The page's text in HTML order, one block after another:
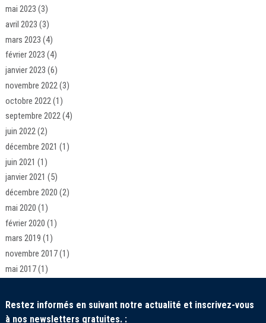
mai 2023 (3)
avril 2023 (3)
mars 2023 (4)
février 2023 (4)
janvier 2023 (6)
novembre 2022(3)
octobre 2022(1)
septembre 2022(4)
juin 2022(2)
décembre 2021 (1)
juin 2021 (1)
janvier 2021 (5)
décembre 2020 (2)
mai 2020 (1)
février 2020 (1)
mars 2019 (1)
novembre 2017(1)
mai 2017(1)
Restez informés en suivant notre actualité et inscrivez-vous
à nos newsletters gratuites. :